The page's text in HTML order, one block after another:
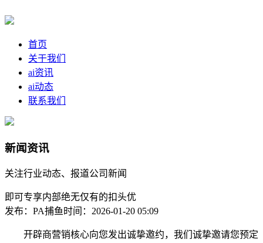
首页
关于我们
ai资讯
ai动态
联系我们
新闻资讯
关注行业动态、报道公司新闻
即可专享内部绝无仅有的扣头优
发布：PA捕鱼时间：2026-01-20 05:09
开辟商营销核心向您发出诚挚邀约，我们诚挚邀请您预定